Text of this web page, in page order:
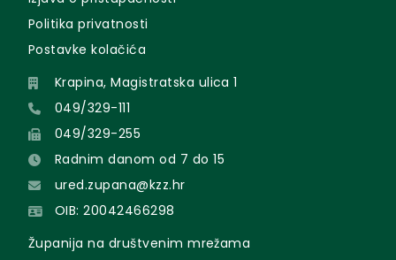
Politika privatnosti
Postavke kolačića
Krapina, Magistratska ulica 1
049/329-111
049/329-255
Radnim danom od 7 do 15
ured.zupana@kzz.hr
OIB: 20042466298
Županija na društvenim mrežama